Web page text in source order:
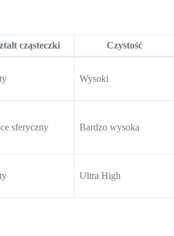
cząsteczki Czystość
Wysoki
sferyczny Bardzo wysoka
Ultra High